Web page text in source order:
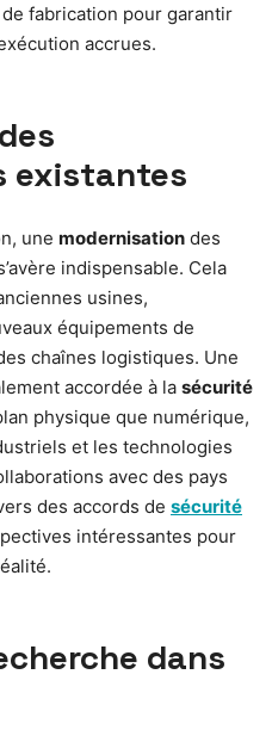
fabrication pour garantir
accrues.
existantes
une modernisation des
indispensable. Cela
usines,
équipements de
chaînes logistiques. Une
accordée à la sécurité
physique que numérique,
et les technologies
avec des pays
des accords de sécurité
intéressantes pour
dans